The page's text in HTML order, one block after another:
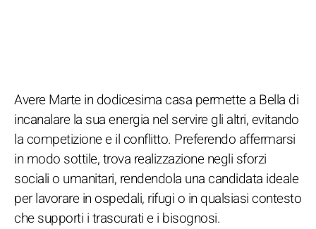
Avere Marte in dodicesima casa permette a Bella di
incanalare la sua energia nel servire gli altri, evitando
la competizione e il conflitto. Preferendo affermarsi
in modo sottile, trova realizzazione negli sforzi
sociali o umanitari, rendendola una candidata ideale
per lavorare in ospedali, rifugi o in qualsiasi contesto
che supporti i trascurati e i bisognosi.